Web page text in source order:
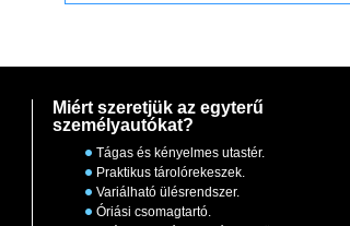
Miért szeretjük az egyterű
személyautókat?
Tágas és kényelmes utastér.
Praktikus tárolórekeszek.
Variálható ülésrendszer.
Óriási csomagtartó.